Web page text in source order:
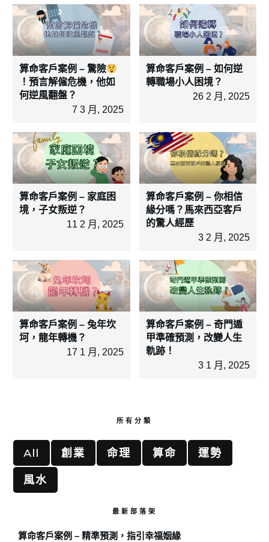
算命客戶案例 – 驚險
！預言解僱危機，他如
何逆風翻盤？
7 3 月, 2025
算命客戶案例 – 如何逆
轉職場小人困境？
26 2 月, 2025
算命客戶案例 – 家庭困
境，子女叛逆？
11 2 月, 2025
算命客戶案例 – 你相信
緣分嗎？馬來西亞客戶
的驚人經歷
3 2 月, 2025
算命客戶案例 – 兔年坎
坷，龍年轉機？
17 1 月, 2025
算命客戶案例 – 奇門遁
甲準確預測，改變人生
軌跡！
3 1 月, 2025
所有分類
All 創業 命理 算命
運勢
風水
最新部落架
算命客戶案例 – 精準預測，指引幸福姻緣